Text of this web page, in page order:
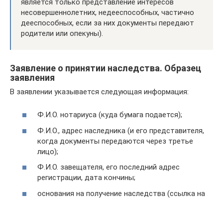
несовершеннолетних, недееспособных, частично
дееспособных, если за них документы передают
родители или опекуны).
Заявление о принятии наследства. Образец
заявления
В заявлении указывается следующая информация:
Ф.И.О. нотариуса (куда бумага подается);
Ф.И.О., адрес наследника (и его представителя,
когда документы передаются через третье
лицо);
Ф.И.О. завещателя, его последний адрес
регистрации, дата кончины;
основания на получение наследства (ссылка на